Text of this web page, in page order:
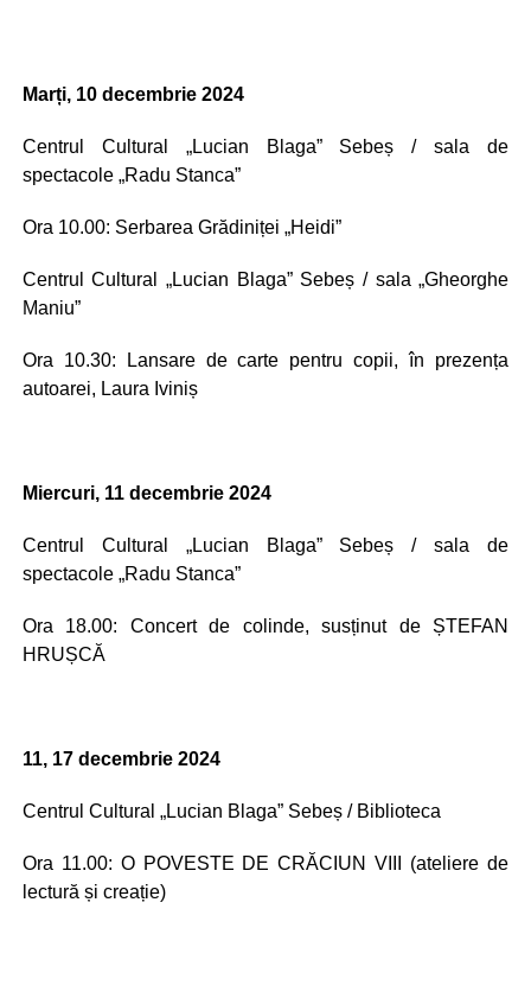
Marți, 10 decembrie 2024
Centrul Cultural „Lucian Blaga” Sebeș / sala de
spectacole „Radu Stanca”
Ora 10.00: Serbarea Grădiniței „Heidi”
Centrul Cultural „Lucian Blaga” Sebeș / sala „Gheorghe
Maniu”
Ora 10.30: Lansare de carte pentru copii, în prezența
autoarei, Laura Iviniș
Miercuri, 11 decembrie 2024
Centrul Cultural „Lucian Blaga” Sebeș / sala de
spectacole „Radu Stanca”
Ora 18.00: Concert de colinde, susținut de ȘTEFAN
HRUȘCĂ
11, 17 decembrie 2024
Centrul Cultural „Lucian Blaga” Sebeș / Biblioteca
Ora 11.00: O POVESTE DE CRĂCIUN VIII (ateliere de
lectură și creație)